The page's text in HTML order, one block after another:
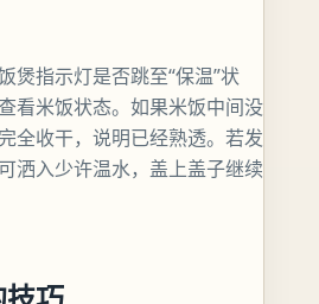
煲指示灯是否跳至“保温”状
看米饭状态。如果米饭中间没
全收干，说明已经熟透。若发
洒入少许温水，盖上盖子继续